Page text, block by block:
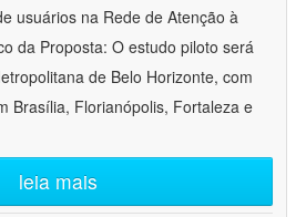
usuários na Rede de Atenção à
da Proposta: O estudo piloto será
de Belo Horizonte, com
Brasília, Florianópolis, Fortaleza e
leia mais